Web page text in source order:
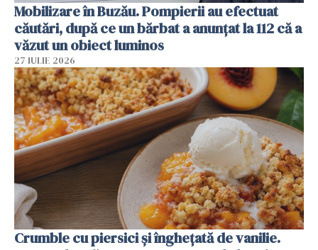
Mobilizare în Buzău. Pompierii au efectuat
căutări, după ce un bărbat a anunțat la 112 că a
văzut un obiect luminos
27 IULIE 2026
Crumble cu piersici și înghețată de vanilie.